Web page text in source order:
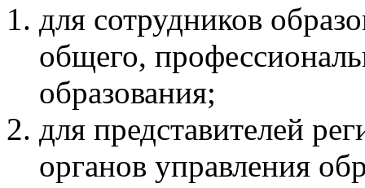
для сотрудников
общего,
образования;
для представителей
органов управления